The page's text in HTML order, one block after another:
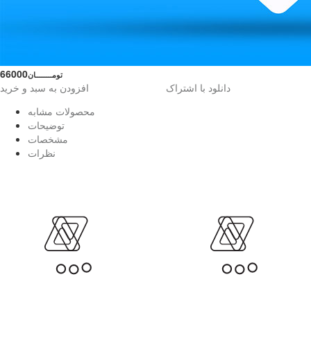
66000تومــــــــان
افزودن به سبد و خرید
دانلود با اشتراک
محصولات مشابه
توضیحات
مشخصات
نظرات